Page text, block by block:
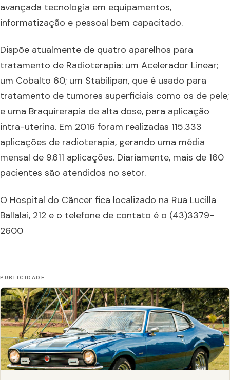
avançada tecnologia em equipamentos,
informatização e pessoal bem capacitado.
Dispõe atualmente de quatro aparelhos para
tratamento de Radioterapia: um Acelerador Linear;
um Cobalto 60; um Stabilipan, que é usado para
tratamento de tumores superficiais como os de pele;
e uma Braquirerapia de alta dose, para aplicação
intra-uterina. Em 2016 foram realizadas 115.333
aplicações de radioterapia, gerando uma média
mensal de 9.611 aplicações. Diariamente, mais de 160
pacientes são atendidos no setor.
O Hospital do Câncer fica localizado na Rua Lucilla
Ballalai, 212 e o telefone de contato é o (43)3379-
2600